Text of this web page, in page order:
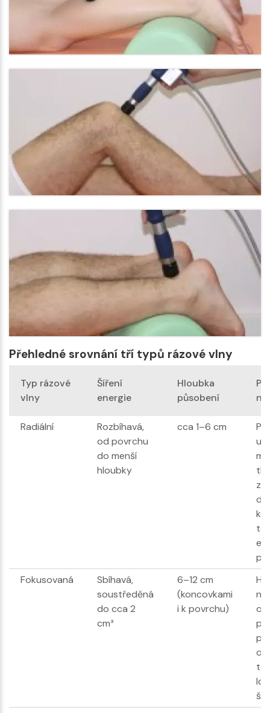
Přehledné srovnání tří typů rázové vlny
Typ rázové
vlny
Šíření
energie
Hloubka
působení
Radiální
Rozbíhavá,
od povrchu
do menší
hloubky
cca 1–6 cm
Fokusovaná
Sbíhavá,
soustředěná
do cca 2
cm³
6–12 cm
(koncovkami
i k povrchu)